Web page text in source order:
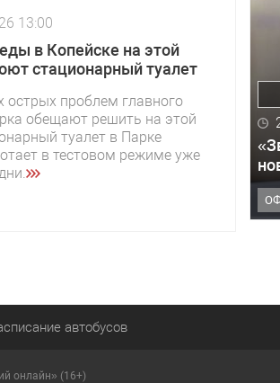
13:00
в Копейске на этой
стационарный туалет
острых проблем главного
обещают решить на этой
туалет в Парке
в тестовом режиме уже
автобусов
онлайн» (16+)